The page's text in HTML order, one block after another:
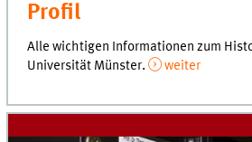
Profil
Alle wichtigen Informationen zum
Universität Münster. weiter